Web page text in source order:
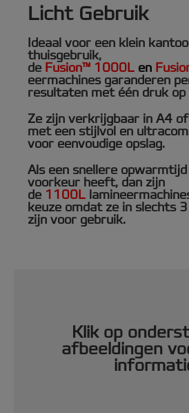
/
Licht Gebruik
Ideaal voor een klein
thuisgebruik,
de Fusion™ 1000L en
eermachines garanderen
resultaten met één druk op
Ze zijn verkrijgbaar in A4
met een stijlvol en
voor eenvoudige opslag.
Als een snellere
voorkeur heeft, dan zijn
de 1100L
keuze omdat ze in slechts
zijn voor gebruik.
Klik op
afbeeldingen